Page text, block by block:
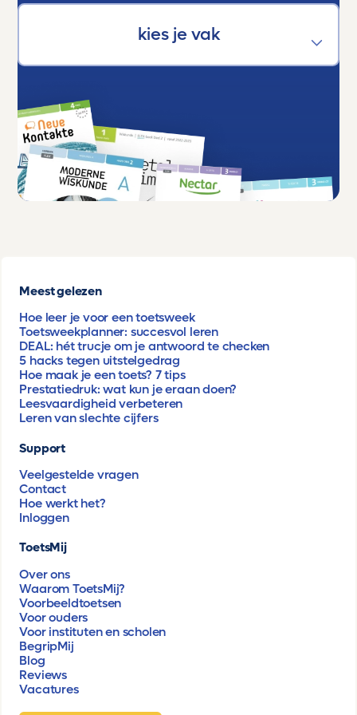
Meest gelezen
Hoe leer je voor een toetsweek
Toetsweekplanner: succesvol leren
DEAL: hét trucje om je antwoord te checken
5 hacks tegen uitstelgedrag
Hoe maak je een toets? 7 tips
Prestatiedruk: wat kun je eraan doen?
Leesvaardigheid verbeteren
Leren van slechte cijfers
Support
Veelgestelde vragen
Contact
Hoe werkt het?
Inloggen
ToetsMij
Over ons
Waarom ToetsMij?
Voorbeeldtoetsen
Voor ouders
Voor instituten en scholen
BegripMij
Blog
Reviews
Vacatures